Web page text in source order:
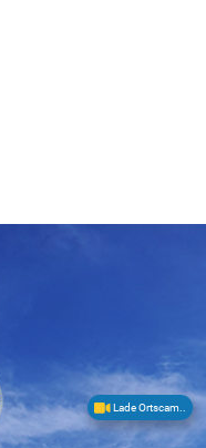
Lade Ortscam..